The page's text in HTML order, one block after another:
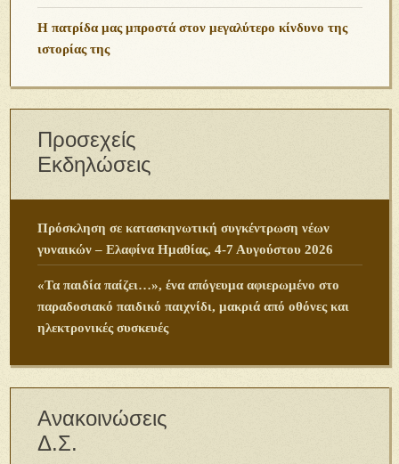
Η πατρίδα μας μπροστά στον μεγαλύτερο κίνδυνο της
ιστορίας της
Προσεχείς
Εκδηλώσεις
Πρόσκληση σε κατασκηνωτική συγκέντρωση νέων
γυναικών – Ελαφίνα Ημαθίας, 4-7 Αυγούστου 2026
«Τα παιδία παίζει…», ένα απόγευμα αφιερωμένο στο
παραδοσιακό παιδικό παιχνίδι, μακριά από οθόνες και
ηλεκτρονικές συσκευές
Ανακοινώσεις
Δ.Σ.